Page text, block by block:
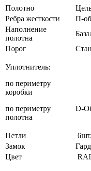
Полотно
Ребра жесткости
П-
Наполнение
полотна
Порог
Уплотнитель:
по периметру
коробки
по периметру
полотна
D-
Петли
Замок
Цвет